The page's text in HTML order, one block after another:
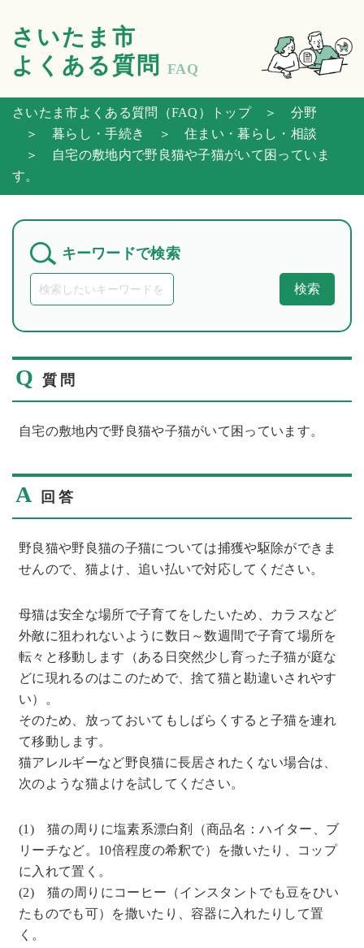
さいたま市
よくある質問
FAQ
さいたま市よくある質問（FAQ）トップ＞ 分野
＞ 暮らし・手続き
＞ 住まい・暮らし・相談
＞ 自宅の敷地内で野良猫や子猫がいて困っていま
す。
キーワードで検索
検索
Q 質問
自宅の敷地内で野良猫や子猫がいて困っています。
A 回答
野良猫や野良猫の子猫については捕獲や駆除ができま
せんので、猫よけ、追い払いで対応してください。
母猫は安全な場所で子育てをしたいため、カラスなど
外敵に狙われないように数日～数週間で子育て場所を
転々と移動します（ある日突然少し育った子猫が庭な
どに現れるのはこのためで、捨て猫と勘違いされやす
い）。
そのため、放っておいてもしばらくすると子猫を連れ
て移動します。
猫アレルギーなど野良猫に長居されたくない場合は、
次のような猫よけを試してください。
(1) 猫の周りに塩素系漂白剤（商品名：ハイター、ブ
リーチなど。10倍程度の希釈で）を撒いたり、コップ
に入れて置く。
(2) 猫の周りにコーヒー（インスタントでも豆をひい
たものでも可）を撒いたり、容器に入れたりして置
く。